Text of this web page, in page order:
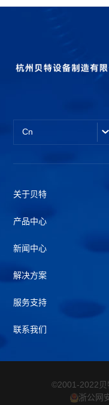
Cn
关于贝特
产品中心
新闻中心
解决方案
服务支持
联系我们
©2001-2022贝
浙公网